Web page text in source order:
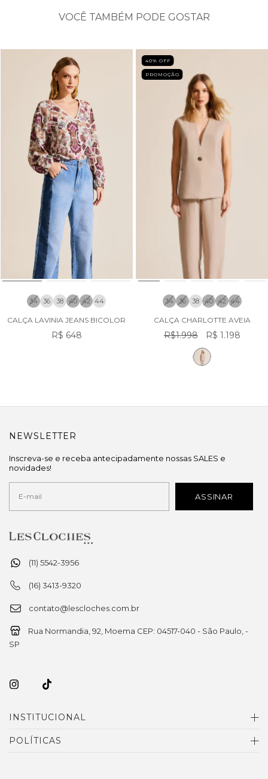
VOCÊ TAMBÉM PODE GOSTAR
34 36 38 40 42 44
CALÇA LAVINIA JEANS BICOLOR
R$ 648
40% OFF
PROMOÇÃO
34 36 38 40 42 44
CALÇA CHARLOTTE AVEIA
R$1.998 R$ 1.198
(11) 5542-3956
(16) 3413-9320
contato@lescloches.com.br
Rua Normandia, 92, Moema CEP: 04517-040 - São Paulo, -
SP
INSTITUCIONAL
POLÍTICAS
NEWSLETTER
Inscreva-se e receba antecipadamente nossas SALES e
novidades!